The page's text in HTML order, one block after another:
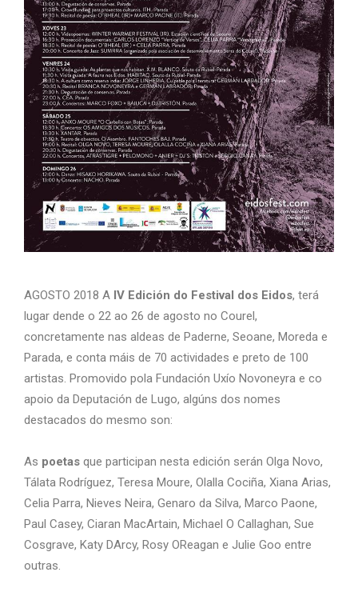
AGOSTO 2018 A IV Edición do Festival dos Eidos, terá
lugar dende o 22 ao 26 de agosto no Courel,
concretamente nas aldeas de Paderne, Seoane, Moreda e
Parada, e conta máis de 70 actividades e preto de 100
artistas. Promovido pola Fundación Uxío Novoneyra e co
apoio da Deputación de Lugo, algúns dos nomes
destacados do mesmo son:
As poetas que participan nesta edición serán Olga Novo,
Tálata Rodríguez, Teresa Moure, Olalla Cociña, Xiana Arias,
Celia Parra, Nieves Neira, Genaro da Silva, Marco Paone,
Paul Casey, Ciaran MacArtain, Michael O Callaghan, Sue
Cosgrave, Katy DArcy, Rosy OReagan e Julie Goo entre
outras.